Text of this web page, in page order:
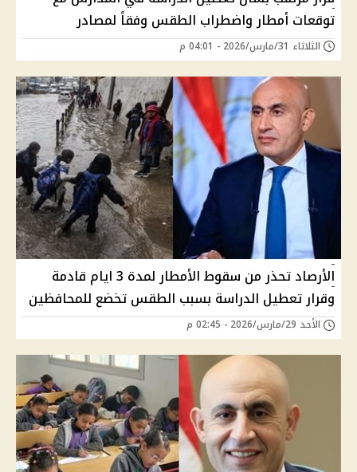
توقعات أمطار واضطراب الطقس وفقاً لمصادر
الثلاثاء 31/مارس/2026 - 04:01 م
الأرصاد تحذر من سقوط الأمطار لمدة 3 ايام قادمة
وقرار تعطيل الدراسة بسبب الطقس تخضع للمحافظين
الأحد 29/مارس/2026 - 02:45 م